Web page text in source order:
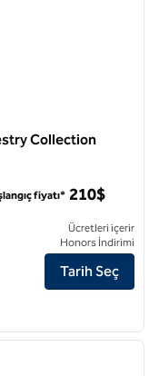
Collection
Collection by Hilton için
fiyatı* 210$
Ücretleri içerir
Honors İndirimi
Tarih Seç